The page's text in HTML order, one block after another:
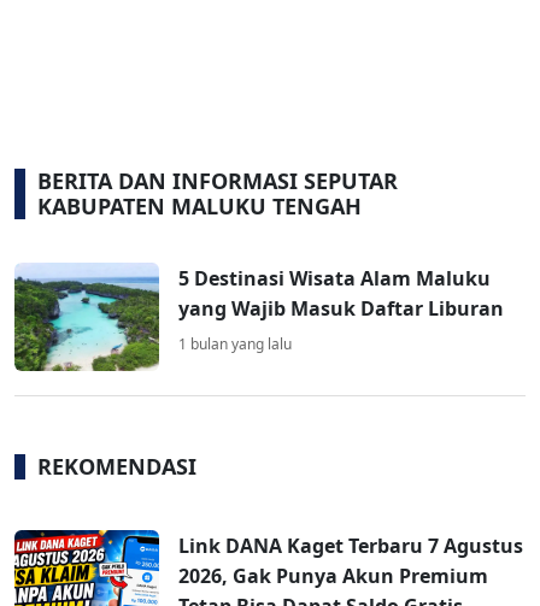
BERITA DAN INFORMASI SEPUTAR
KABUPATEN MALUKU TENGAH
5 Destinasi Wisata Alam Maluku
yang Wajib Masuk Daftar Liburan
1 bulan yang lalu
REKOMENDASI
Link DANA Kaget Terbaru 7 Agustus
2026, Gak Punya Akun Premium